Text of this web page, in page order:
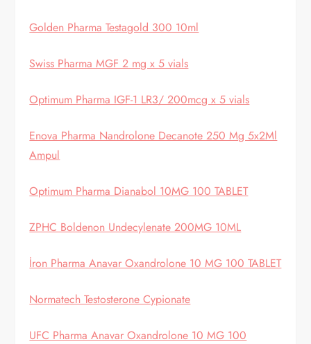
Golden Pharma Testagold 300 10ml
Swiss Pharma MGF 2 mg x 5 vials
Optimum Pharma IGF-1 LR3/ 200mcg x 5 vials
Enova Pharma Nandrolone Decanote 250 Mg 5x2Ml
Ampul
Optimum Pharma Dianabol 10MG 100 TABLET
ZPHC Boldenon Undecylenate 200MG 10ML
İron Pharma Anavar Oxandrolone 10 MG 100 TABLET
Normatech Testosterone Cypionate
UFC Pharma Anavar Oxandrolone 10 MG 100